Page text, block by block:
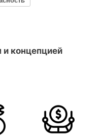
концепцией